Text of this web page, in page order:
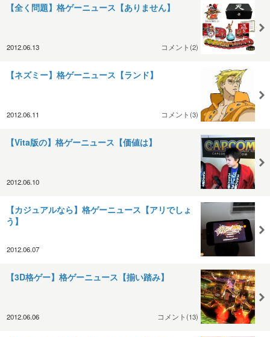
【全く問題】格ゲーニュース【ありません】
2012.06.13 コメント(2)
【ネズミー】格ゲーニュース【ランド】
2012.06.11 コメント(3)
【Vita版の】格ゲーニュース【価値は】
2012.06.10
【カジュアルなら】格ゲーニュース【アリでしょ
う】
2012.06.07
【3D格ゲー】格ゲーニュース【揃い踏み】
2012.06.06 コメント(13)